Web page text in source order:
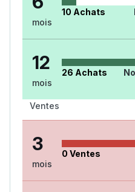
mois
10 Achats
12
mois
26 Achats
Ventes
3
mois
0 Ventes